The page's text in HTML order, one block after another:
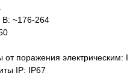
~176-264
от поражения электрическим: I
IP: IP67